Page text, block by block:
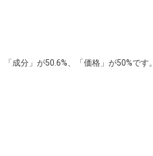
成分」が50.6%、「価格」が50%です。